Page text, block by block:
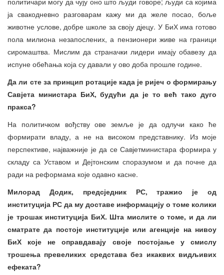
ја свакодневно разговарам кажу ми да желе посао, боље
животне услове, добре школе за своју дјецу. У БиХ има готово
пола милиона незапослених, а пензионери живе на граници
сиромаштва. Мислим да страначки лидери имају обавезу да
испуне обећања која су давали у ово доба прошле године.
Да ли сте за принцип ротације када је ријеч о формирању
Савјета министара БиХ, будући да је то већ тако дуго
пракса?
На политичком вођству ове земље је да одлучи како ће
формирати владу, а не на високом представнику. Из моје
перспективе, најважније је да се Савјетминистара формира у
складу са Уставом и Дејтонским споразумом и да почне да
ради на реформама које одавно касне.
Милорад Додик, предсједник РС, тражио је од
институција РС да му доставе информацију о томе колики
је трошак институција БиХ. Шта мислите о томе, и да ли
сматрате да постоје институције или агенције на нивоу
БиХ које не оправдавају своје постојање у смислу
трошења превеликих средстава без икаквих видљивих
ефеката?